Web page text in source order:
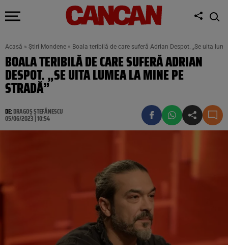
Acasă » Știri Mondene » Boala teribilă de care suferă Adrian Despot. „Se uita
BOALA TERIBILĂ DE CARE SUFERĂ ADRIAN
DESPOT. „SE UITA LUMEA LA MINE PE
STRADĂ”
DE:DRAGOȘ ȘTEFĂNESCU
05/06/2023 | 10:54